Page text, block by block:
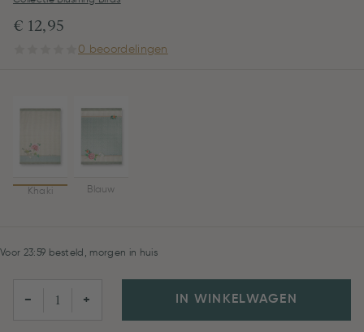
€ 12,95
0 beoordelingen
Khaki Blauw
Voor 23:59 besteld, morgen in huis
− + IN WINKELWAGEN